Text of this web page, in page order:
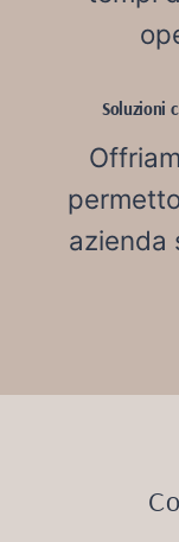
Soluzioni
azienda